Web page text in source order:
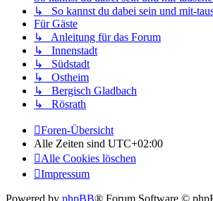
↳ So kannst du dabei sein und mit-
Für Gäste
↳ Anleitung für das Forum
↳ Innenstadt
↳ Südstadt
↳ Ostheim
↳ Bergisch Gladbach
↳ Rösrath
Foren-Übersicht
Alle Zeiten sind UTC+02:00
Alle Cookies löschen
Impressum